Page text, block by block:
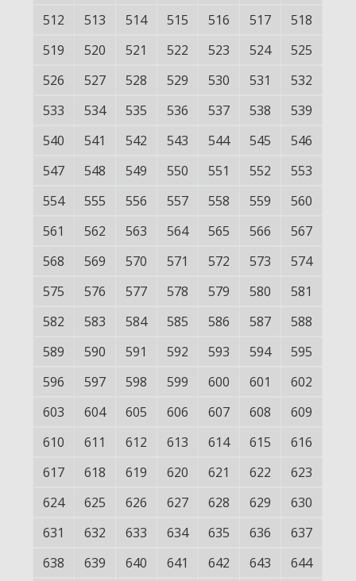
512 513 514 515 516 517
518
519
520 521 522 523 524
525
526
527 528 529 530 531
532
533
534 535 536 537 538
539
540
541 542 543 544 545
546
547
548 549 550 551 552
553
554
555 556 557 558 559
560
561
562 563 564 565 566
567
568
569 570 571 572 573
574
575
576 577 578 579 580
581
582
583 584 585 586 587
588
589
590 591 592 593 594
595
596
597 598 599 600 601
602
603
604 605 606 607 608
609
610
611 612 613 614 615
616
617
618 619 620 621 622
623
624
625 626 627 628 629
630
631
632 633 634 635 636
637
638
639 640 641 642 643
644